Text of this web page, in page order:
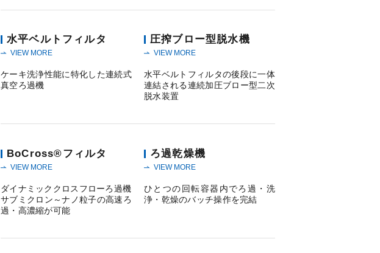
水平ベルトフィルタ
VIEW MORE
ケーキ洗浄性能に特化した連続式
真空ろ過機
圧搾ブロー型脱水機
VIEW MORE
水平ベルトフィルタの後段に一体
連結される連続加圧ブロー型二次
脱水装置
BoCross®フィルタ
VIEW MORE
ダイナミッククロスフローろ過機
サブミクロン～ナノ粒子の高速ろ
過・高濃縮が可能
ろ過乾燥機
VIEW MORE
ひとつの回転容器内でろ過・洗
浄・乾燥のバッチ操作を完結